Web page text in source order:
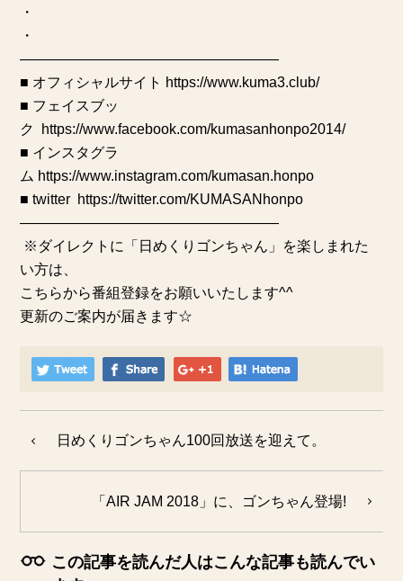
・
・
——————————————————
■ オフィシャルサイト https://www.kuma3.club/
■ フェイスブッ
ク https://www.facebook.com/kumasanhonpo2014/
■ インスタグラ
ム https://www.instagram.com/kumasan.honpo
■ twitter https://twitter.com/KUMASANhonpo
——————————————————
※ダイレクトに「日めくりゴンちゃん」を楽しまれた
い方は、
こちらから番組登録をお願いいたします^^
更新のご案内が届きます☆
日めくりゴンちゃん100回放送を迎えて。
「AIR JAM 2018」に、ゴンちゃん登場!
この記事を読んだ人はこんな記事も読んでい